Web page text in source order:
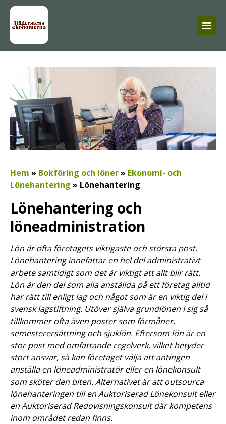
Hem » Bokföring och löner» Ekonomi- och
Lönehantering » Lönehantering
Lönehantering och
löneadministration
Lön är ofta företagets viktigaste och största post.
Lönehantering innefattar en hel del administrativt
arbete samtidigt som det är viktigt att allt blir rätt.
Lön är den del som alla anställda på ett företag alltid
har rätt till enligt lag och något som är en viktig del i
svensk lagstiftning. Utöver själva grundlönen i sig så
tillkommer ofta även poster som förmåner,
semesterersättning och sjuklön. Eftersom lön är en
stor post med omfattande regelverk, vilket betyder
stort ansvar, så kan företaget välja att antingen
anställa en löneadministratör eller en lönekonsult
som sköter den biten. Alternativet är att outsourca
lönehanteringen till en Auktoriserad Lönekonsult eller
en Auktoriserad Redovisningskonsult där kompetens
inom området redan finns.